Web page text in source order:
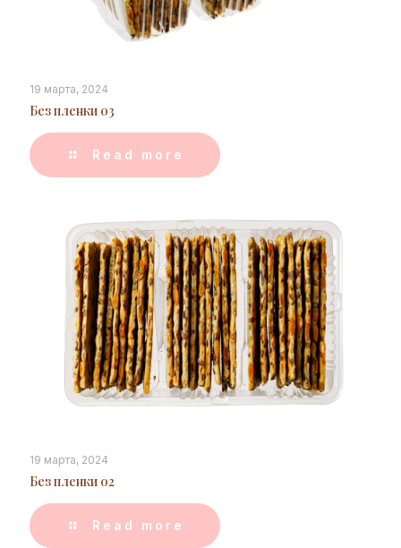
19 марта, 2024
Без пленки 03
Read more
19 марта, 2024
Без пленки 02
Read more